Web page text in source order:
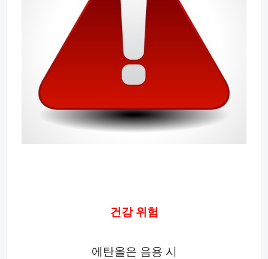
건강 위험
에탄올은 음용 시